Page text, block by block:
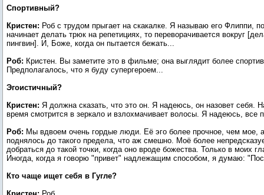
Спортивный?
Кристен: Роб с трудом прыгает на скакалке. Я называю его Флиппи,
начинает делать трюк на репетициях, то переворачивается вокруг
пингвин]. И, Боже, когда он пытается бежать...
Роб: Кристен. Вы заметите это в фильме; она выглядит более
Предполагалось, что я буду супергероем...
Эгоистичный?
Кристен: Я должна сказать, что это он. Я надеюсь, он назовет себя.
время смотрится в зеркало и взлохмачивает волосы. Я надеюсь, все
Роб: Мы вдвоем очень гордые люди. Её эго более прочное, чем мое,
поднялось до такого предела, что аж смешно. Моё более
добраться до такой точки, когда оно вроде божества. Только в моих
Иногда, когда я говорю "привет" надлежащим способом, я думаю:
Кто чаще ищет себя в Гугле?